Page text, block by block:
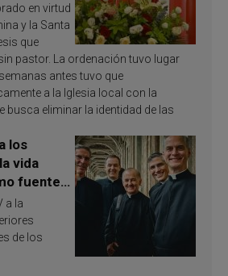
en virtud
y la Santa
que
pastor. La ordenación tuvo lugar
antes tuvo que
a la Iglesia local con la
busca eliminar la identidad de las
los
vida
fuente
a la
de los